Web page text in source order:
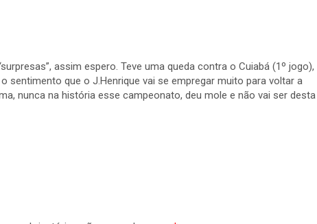
assim espero. Teve uma queda contra o Cuiabá (1º jogo),
sentimento que o J.Henrique vai se empregar muito para voltar a
nunca na história esse campeonato, deu mole e não vai ser desta